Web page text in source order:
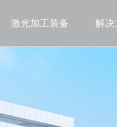
激光加工装备 解决